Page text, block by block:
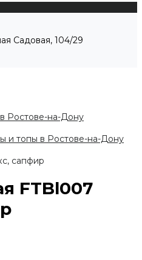
Садовая, 104/29
Ростове-на-Дону
и топы в Ростове-на-Дону
сапфир
FTBl007